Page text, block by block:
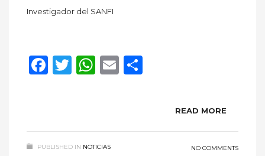
Investigador del SANFI
Facebook
Twitter
WhatsApp
Email
READ MORE
PUBLISHED IN NOTICIAS NO COMMENTS